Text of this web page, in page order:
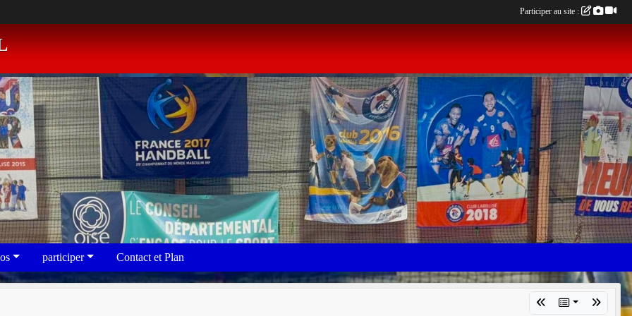
participer Contact et Plan
Participer au site :